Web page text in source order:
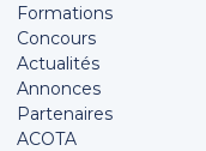
Formations
Concours
Actualités
Annonces
Partenaires
ACOTA